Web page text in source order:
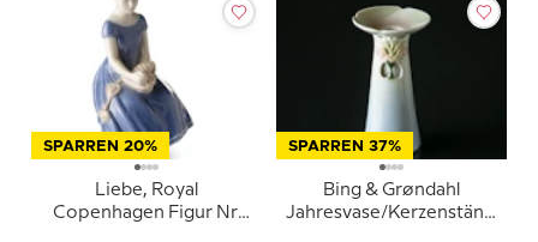
SPARREN 20%
Liebe, Royal
Copenhagen Figur Nr.
SPARREN 37%
Bing & Grøndahl
Jahresvase/Kerzenständer